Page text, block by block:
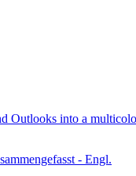
into a
- Engl.